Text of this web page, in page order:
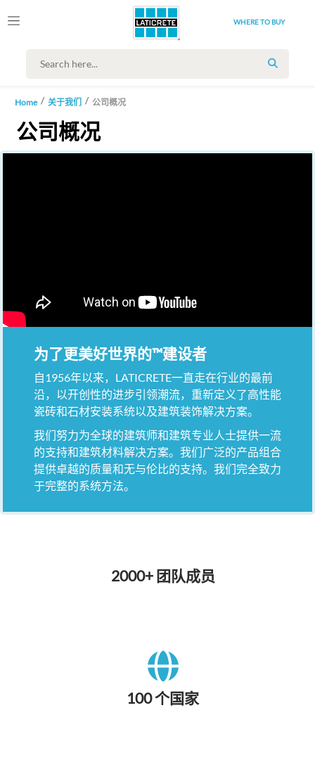
WHERE TO BUY
SEARCH
Home 关于我们 公司概况
公司概况
为了更美好世界的™建设者
自1956年以来，LATICRETE一直走在行业的最前
沿，以开创性的进步引领潮流，重新定义了高性能
瓷砖和石材安装系统以及建筑装饰解决方案。
我们努力为全球的建筑师和建筑专业人士提供一流
的支持和建筑材料解决方案。我们广泛的产品组合
提供卓越的质量和无与伦比的支持。我们完全致力
于完整的系统方法。
2000+ 团队成员
100 个国家